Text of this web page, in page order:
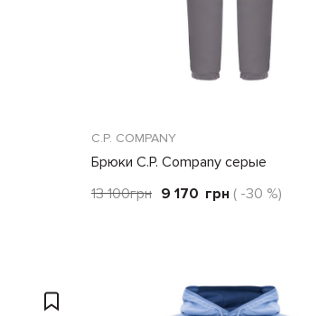
C.P. COMPANY
Брюки C.P. Company серые
13 100грн 9 170 грн ( -30 %)